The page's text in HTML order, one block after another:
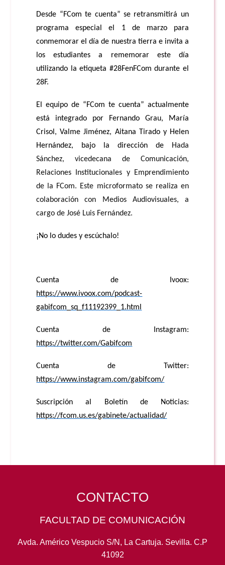
Desde “FCom te cuenta” se retransmitirá un
programa especial el 1 de marzo para
conmemorar el día de nuestra tierra e invita a
los estudiantes a rememorar este día
utilizando la etiqueta #28FenFCom durante el
28F.
El equipo de “FCom te cuenta” actualmente
está integrado por Fernando Grau, María
Crisol, Valme Jiménez, Aitana Tirado y Helen
Hernández, bajo la dirección de
Hada
Sánchez, vicedecana de Comunicación,
Relaciones Institucionales y Emprendimiento
de la FCom. Este microformato se realiza en
colaboración con Medios Audiovisuales, a
cargo de José Luis Fernández.
¡No lo dudes y escúchalo!
Cuenta de Ivoox:
https://www.ivoox.com/podcast-
gabifcom_sq_f11192399_1.html
Cuenta de Instagram:
https://twitter.com/Gabifcom
Cuenta de Twitter:
https://www.instagram.com/gabifcom/
Suscripción al Boletín de Noticias:
https://fcom.us.es/gabinete/actualidad/
CONTACTO
FACULTAD DE COMUNICACIÓN
Avda. Américo Vespucio S/N, La Cartuja. Sevilla. C.P
41092